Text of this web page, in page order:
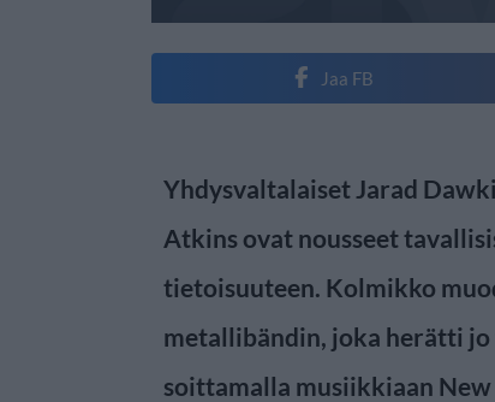
Jaa FB
Yhdysvaltalaiset Jarad
Atkins ovat nousseet
tietoisuuteen. Kolmikko
metallibändin, joka herätti
soittamalla musiikkiaan